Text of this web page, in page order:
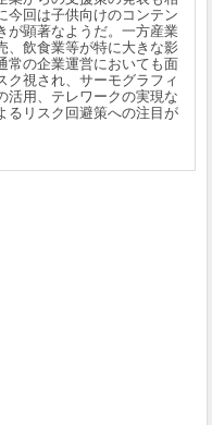
今回は子供向けのコンテン
が顕著なようだ。一方産業
、飲食業等が特に大きな影
常の企業運営においても面
ク視され、サーモグラフィ
活用、テレワークの実現な
るリスク回避策への注目が